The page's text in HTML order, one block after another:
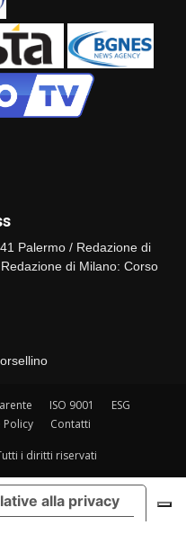
Palermo / Redazione di
di Milano: Corso
ISO 9001
ESG
Policy Contatti
i diritti riservati
alla privacy